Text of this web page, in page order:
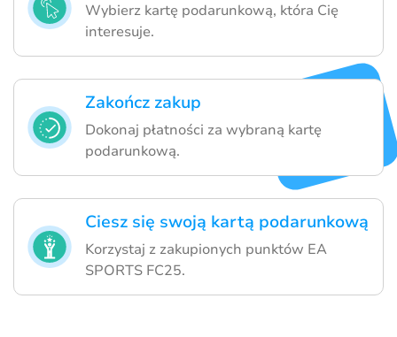
Wybierz kartę podarunkową, która Cię
interesuje.
Zakończ zakup
Dokonaj płatności za wybraną kartę
podarunkową.
Ciesz się swoją kartą podarunkową
Korzystaj z zakupionych punktów EA
SPORTS FC25.